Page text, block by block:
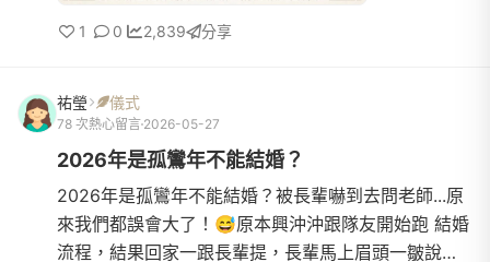
1 0 2,839 分享
祐瑩 儀式
78 次熱心留言 2026-05-27
2026年是孤鸞年不能結婚？
2026年是孤鸞年不能結婚？被長輩嚇到去問老師...原
來我們都誤會大了！😅原本興沖沖跟隊友開始跑 結婚
流程，結果回家一跟長輩提，長輩馬上眉頭一皺說：